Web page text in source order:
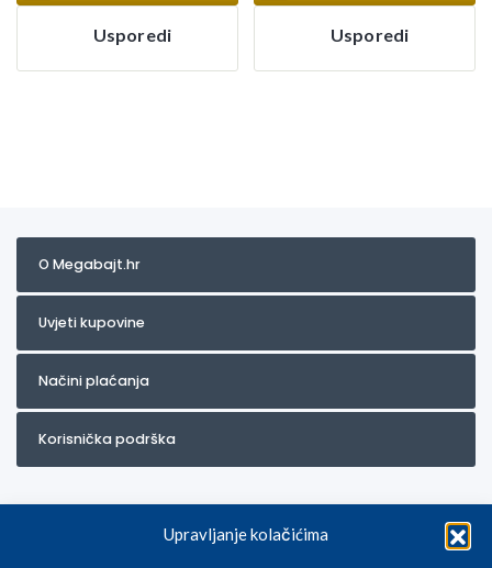
Upravljanje kolačićima
Usporedi Usporedi
O Megabajt.hr
Uvjeti kupovine
Načini plaćanja
Korisnička podrška